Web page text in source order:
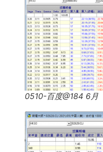
0510-百度@184 6月